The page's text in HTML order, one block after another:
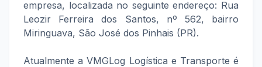
empresa, localizada no seguinte endereço: Rua
Leozir Ferreira dos Santos, nº 562, bairro
Miringuava, São José dos Pinhais (PR).
Atualmente a VMGLog Logística e Transporte é